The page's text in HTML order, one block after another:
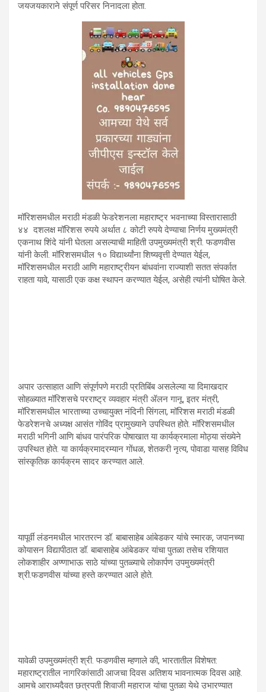
जयजयकाराने संपूर्ण परिसर निनादला होता.
मॉरिशसमधील मराठी मंडळी फेडरेशनला महाराष्ट्र भवनाच्या विस्तारासाठी
४४ दशलक्ष मॉरिशस रुपये अर्थात ८ कोटी रुपये देण्याचा निर्णय मुख्यमंत्री
एकनाथ शिंदे यांनी घेतला असल्याची माहिती उपमुख्यमंत्री श्री. फडणवीस
यांनी केली. मॉरिशसमधील १० विद्यार्थ्यांना शिष्यवृत्ती देण्यात येईल,
मॉरिशसमधील मराठी आणि महाराष्ट्रीयन बांधवांना राज्याशी सतत संपर्कात
राहता यावे, यासाठी एक कक्ष स्थापन करण्यात येईल, असेही त्यांनी घोषित केले.
अपार उत्साहात आणि संपूर्णपणे मराठी प्रतिबिंब असलेल्या या दिमाखदार
सोहळ्यात मॉरिशसचे परराष्ट्र व्यवहार मंत्री ॲलन गानू, इतर मंत्री,
मॉरिशसमधील भारताच्या उच्चायुक्त नंदिनी सिंगला, मॉरिशस मराठी मंडळी
फेडरेशनचे अध्यक्ष आसंत गोविंद प्रामुख्याने उपस्थित होते. मॉरिशसमधील
मराठी भगिनी आणि बांधव पारंपरिक पोषाखात या कार्यक्रमाला मोठ्या संख्येने
उपस्थित होते. या कार्यक्रमादरम्यान गोंधळ, शेतकरी नृत्य, पोवाडा यासह विविध
सांस्कृतिक कार्यक्रम सादर करण्यात आले.
यापूर्वी लंडनमधील भारतरत्न डॉ. बाबासाहेब आंबेडकर यांचे स्मारक, जपानच्या
कोयासन विद्यापीठात डॉ. बाबासाहेब आंबेडकर यांचा पुतळा तसेच रशियात
लोकशाहीर अण्णाभाऊ साठे यांच्या पुतळ्याचे लोकार्पण उपमुख्यमंत्री
श्री.फडणवीस यांच्या हस्ते करण्यात आले होते.
यावेळी उपमुख्यमंत्री श्री. फडणवीस म्हणाले की, भारतातील विशेषत:
महाराष्ट्रातील नागरिकांसाठी आजचा दिवस अतिशय भावनात्मक दिवस आहे.
आमचे आराध्यदैवत छत्रपती शिवाजी महाराज यांचा पुतळा येथे उभारण्यात